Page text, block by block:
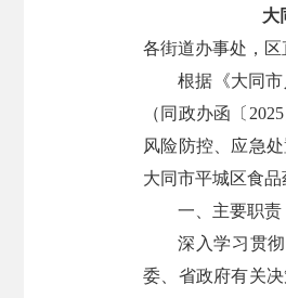
大
各街道办事处，区
根据《大同
（同政办函〔
风险防控、应急
大同市平城区食
一、主要职责
深入学习贯
委、省政府有关